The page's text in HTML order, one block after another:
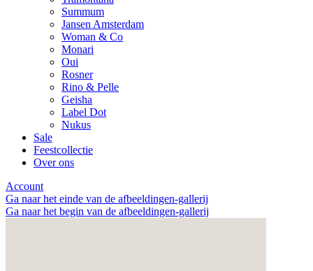
Summum
Jansen Amsterdam
Woman & Co
Monari
Oui
Rosner
Rino & Pelle
Geisha
Label Dot
Nukus
Sale
Feestcollectie
Over ons
Account
Ga naar het einde van de afbeeldingen-gallerij
Ga naar het begin van de afbeeldingen-gallerij